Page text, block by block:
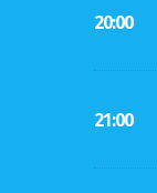
20:00
21:00